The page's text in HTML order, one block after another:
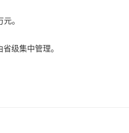
。
级集中管理。